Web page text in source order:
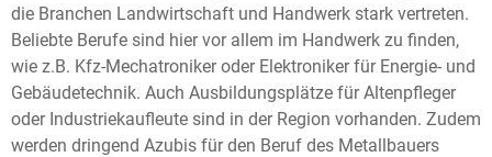
die Branchen Landwirtschaft und Handwerk stark vertreten.
Beliebte Berufe sind hier vor allem im Handwerk zu finden,
wie z.B. Kfz-Mechatroniker oder Elektroniker für Energie- und
Gebäudetechnik. Auch Ausbildungsplätze für Altenpfleger
oder Industriekaufleute sind in der Region vorhanden. Zudem
werden dringend Azubis für den Beruf des Metallbauers